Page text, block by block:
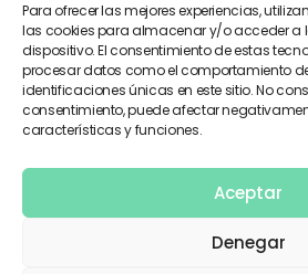
Para ofrecer las mejores experiencias,
las cookies para almacenar y/o acceder a
dispositivo. El consentimiento de estas
procesar datos como el comportamiento
identificaciones únicas en este sitio. No
consentimiento, puede afectar
características y funciones.
Aceptar
Denegar
INFORMACIÓN PARA EL CLIENTE
Contáctanos
Política de privacidad
Términos y condiciones